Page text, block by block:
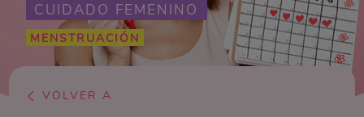
CUIDADO FEMENINO
MENSTRUACIÓN
VOLVER A